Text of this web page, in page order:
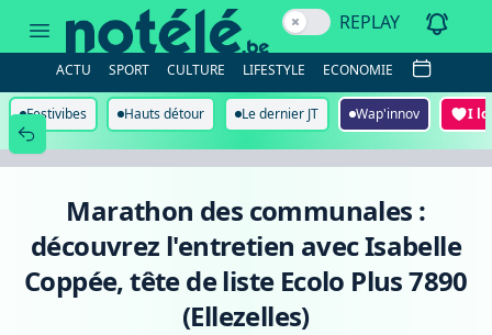
communales
découvrez
l'entretien
avec
Isabelle
Coppée,
tête
(Ellezelles)
REPLAY
ACTU SPORT CULTURE LIFESTYLE ECONOMIE
Festivibes Hauts détour Le dernier JT Wap'innov I
Marathon des communales :
découvrez l'entretien avec Isabelle
Coppée, tête de liste Ecolo Plus 7890
(Ellezelles)